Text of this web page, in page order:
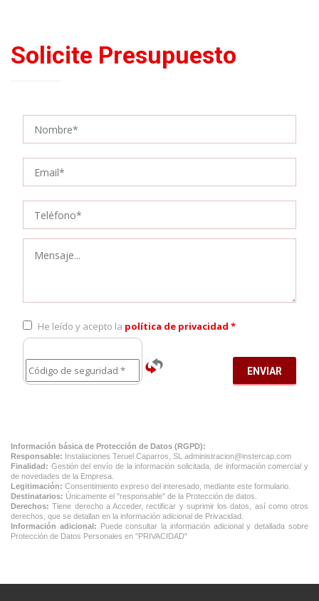
Solicite Presupuesto
He leído y acepto la política de privacidad *
ENVIAR
Información básica de Protección de Datos (RGPD):
Responsable: Instalaciones Teruel Caparros, SL administracion@instercap.com
Finalidad: Gestión del envío de la información solicitada, de información comercial y
de novedades de la Empresa.
Legitimación: Consentimiento expreso del interesado, mediante este formulario.
Destinatarios: Únicamente el "responsable" de la Protección de datos.
Derechos: Tiene derecho a Acceder, rectificar y suprimir los datos, así como otros
derechos, que se detallan en la información adicional de Privacidad.
Información adicional: Puede consultar la información adicional y detallada sobre
Protección de Datos Personales en "PRIVACIDAD"